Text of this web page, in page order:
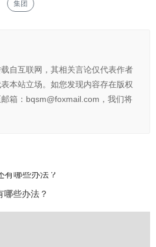
集团
载自互联网，其相关言论仅代表作者
本站立场。如您发现内容存在版权
箱：bqsm@foxmail.com，我们将
哪些办法？